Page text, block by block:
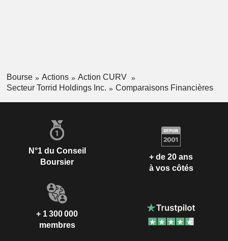
Bourse Actions
Action CURV
Secteur Torrid Holdings Inc.
Comparaisons Financières
N°1 du Conseil
Boursier
+ de 20 ans
à vos côtés
+ 1 300 000
membres